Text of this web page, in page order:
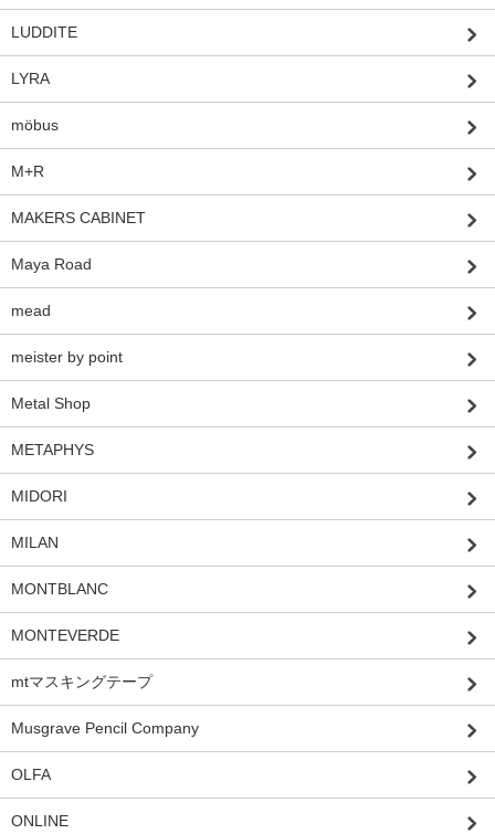
LUDDITE
LYRA
möbus
M+R
MAKERS CABINET
Maya Road
mead
meister by point
Metal Shop
METAPHYS
MIDORI
MILAN
MONTBLANC
MONTEVERDE
mtマスキングテープ
Musgrave Pencil Company
OLFA
ONLINE